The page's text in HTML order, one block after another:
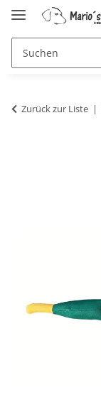
Zurück zur Liste